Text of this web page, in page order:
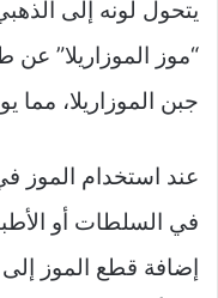
يتحول لونه إلى
“موز الموزاريلا”
جبن الموزاريلا، مما
عند استخدام الموز
في السلطات أو
إضافة قطع الموز